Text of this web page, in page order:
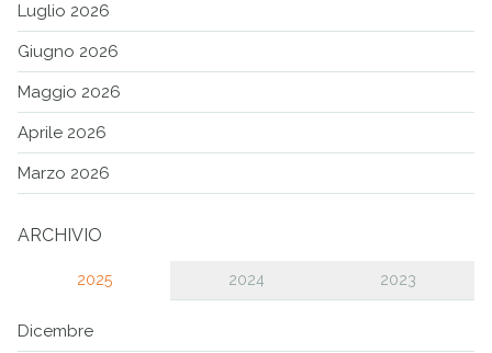
Luglio 2026
Giugno 2026
Maggio 2026
Aprile 2026
Marzo 2026
ARCHIVIO
2025 2024 2023
Dicembre